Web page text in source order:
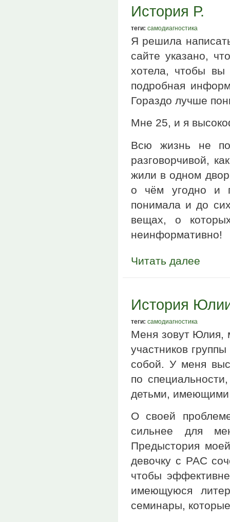
История Р.
теги: самодиагностика
Я решила
сайте указано,
хотела, чтобы вы
подробная
Гораздо лучше
Мне 25, и я
Всю жизнь не
разговорчивой,
жили в одном
о чём угодно и
понимала и до
вещах, о
неинформативно!
Читать далее
История
теги: самодиагностика
Меня зовут Юлия,
участников
собой. У меня
по
детьми,
О своей
сильнее для
Предыстория
девочку с РАС
чтобы
имеющуюся
семинары,